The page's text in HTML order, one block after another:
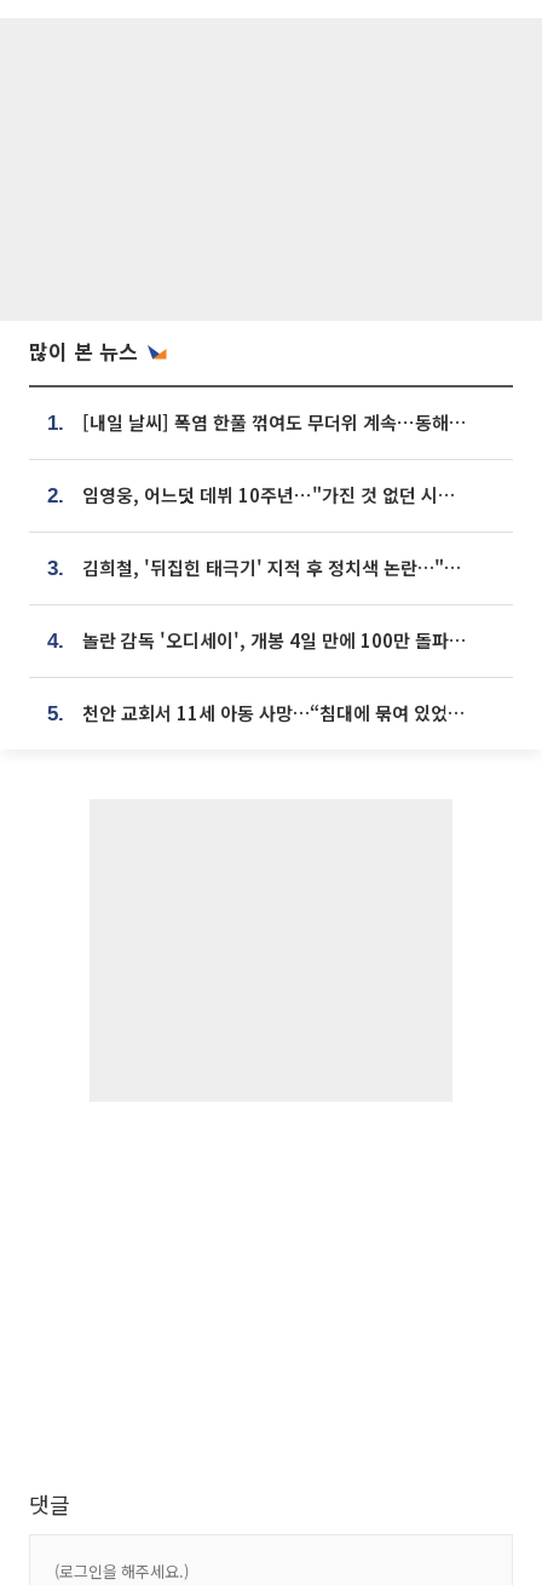
많이 본 뉴스
1. [내일 날씨] 폭염 한풀 꺾여도 무더위 계속⋯동해안 이틀 연속 비
2. 임영웅, 어느덧 데뷔 10주년⋯"가진 것 없던 시절, 내 앞엔 20명의 팬뿐"
3. 김희철, '뒤집힌 태극기' 지적 후 정치색 논란…"좌우 떠나 우리나라 국기"
4. 놀란 감독 '오디세이', 개봉 4일 만에 100만 돌파⋯'왕사남' 보다 빠르다
5. 천안 교회서 11세 아동 사망…“침대에 묶여 있었다” 진술 확보
댓글